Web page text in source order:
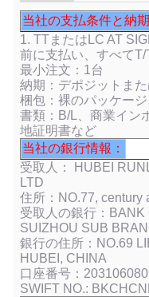
当社の支払条件と納期
1. TTまたはLC AT
前に支払い、すべてT/
最小注文：1台
納期：デポジットま
梱包：裸のパッケー
書類：B/L、商業イン
地証明書など
当社の銀行情報：
受取人： HUBEI
LTD
住所：NO.77, century
受取人の銀行：
SUIZHOU SUB
銀行の住所：NO.69
HUBEI, CHINA
口座番号：
SWIFT NO.: